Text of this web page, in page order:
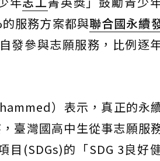
服務方案都與聯合國永續
發參與志願服務，比例逐
）表示，真正的永
臺灣國高中生從事志願服
(SDGs)的「SDG 3良好